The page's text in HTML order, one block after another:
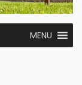
MENU